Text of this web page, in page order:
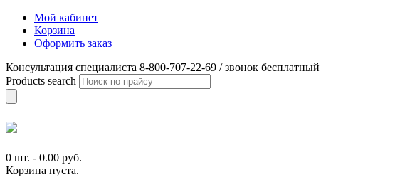
Мой кабинет
Корзина
Оформить заказ
Консультация специалиста 8-800-707-22-69 / звонок бесплатный
Products search
0 шт. - 0.00 руб.
Корзина пуста.